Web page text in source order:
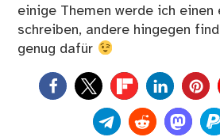
einige Themen werde ich einen
schreiben, andere hingegen
genug dafür
0